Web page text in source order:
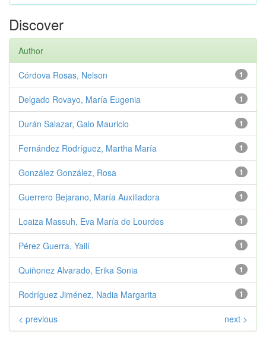
Discover
Author
1
Córdova Rosas, Nelson
1
Delgado Rovayo, María Eugenia
1
Durán Salazar, Galo Mauricio
1
Fernández Rodríguez, Martha María
1
González González, Rosa
1
Guerrero Bejarano, María Auxiliadora
1
Loaiza Massuh, Eva María de Lourdes
1
Pérez Guerra, Yailí
1
Quiñonez Alvarado, Erika Sonia
1
Rodríguez Jiménez, Nadia Margarita
< previous next >